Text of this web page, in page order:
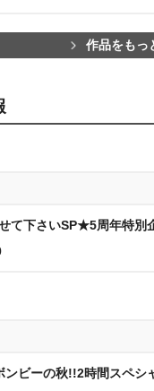
作品をもっ
て下さいSP★5周年特別
ンビーの秋!!2時間スペシ